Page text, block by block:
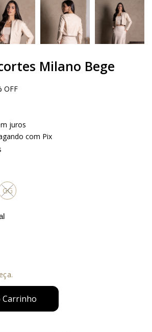
Milano Bege
OFF
juros
com Pix
GG